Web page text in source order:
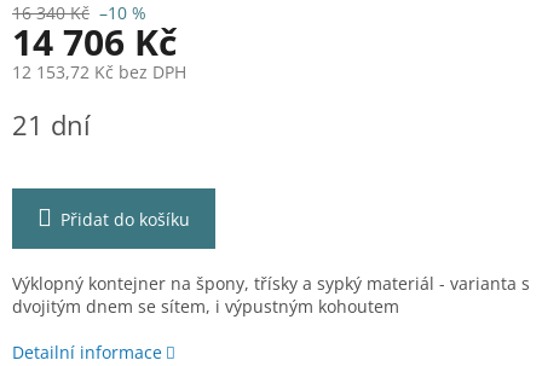
16 340 Kč –10 %
14 706 Kč
12 153,72 Kč bez DPH
cena:
21 dní
Přidat do košíku
Výklopný kontejner na špony, třísky a sypký materiál - varianta s
dvojitým dnem se sítem, i výpustným kohoutem
Detailní informace